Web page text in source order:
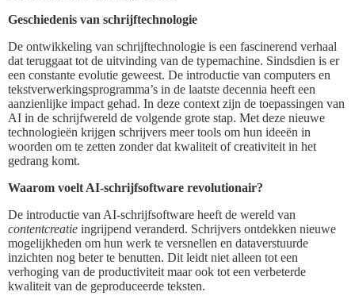
Geschiedenis van schrijftechnologie
De ontwikkeling van schrijftechnologie is een fascinerend verhaal
dat teruggaat tot de uitvinding van de typemachine. Sindsdien is er
een constante evolutie geweest. De introductie van computers en
tekstverwerkingsprogramma’s in de laatste decennia heeft een
aanzienlijke impact gehad. In deze context zijn de toepassingen van
AI in de schrijfwereld de volgende grote stap. Met deze nieuwe
technologieën krijgen schrijvers meer tools om hun ideeën in
woorden om te zetten zonder dat kwaliteit of creativiteit in het
gedrang komt.
Waarom voelt AI-schrijfsoftware revolutionair?
De introductie van AI-schrijfsoftware heeft de wereld van
contentcreatie ingrijpend veranderd. Schrijvers ontdekken nieuwe
mogelijkheden om hun werk te versnellen en dataverstuurde
inzichten nog beter te benutten. Dit leidt niet alleen tot een
verhoging van de productiviteit maar ook tot een verbeterde
kwaliteit van de geproduceerde teksten.